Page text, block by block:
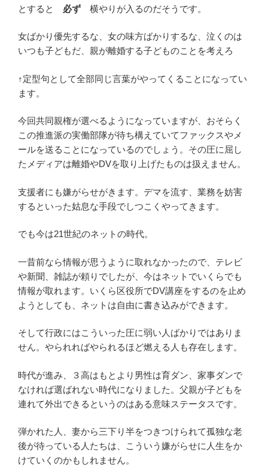
とすると 必ず 横やりが入るのだそうです。
女ばかり優先するな、女の味方ばかりするな、泣くのは
いつも子どもだ、親が離婚する子どものことを考えろ
↑定型句として全部同じ言葉がやってくることになってい
ます。
今回共同親権が選べるようになっていますが、おそらく
この推進派の実働部隊が待ち構えていてファックスやメ
ールを送ることになっているのでしょう。その圧に屈し
たメディアは離婚やDVを取り上げたものは扱えません。
支援者にも嫌がらせがきます。デマを流す、業務を妨害
するといった姑息な手段でしつこくやってきます。
でも今は21世紀のネットの時代。
一昔前なら情報が思うように取れなかったので、テレビ
や新聞、雑誌が頼りでしたが、今はネットでいくらでも
情報が取れます。いくら区役所でDV講座をするのを止め
ようとしても、ネットは自由に書き込みができます。
そして行政にはこういった圧に弱い人ばかりではありま
せん。やられればやられるほど燃える人も存在します。
時代が進み、３高はもとより男性は育ダン、家事ダンで
なければ選ばれない時代になりました。父親が子どもを
連れて外出できるというのはある意味ステータスです。
弾かれた人、妻から三下り半をつきつけられて孤独な老
後が待っている人たちは、こういう嫌がらせに人生をか
けていくのかもしれません。